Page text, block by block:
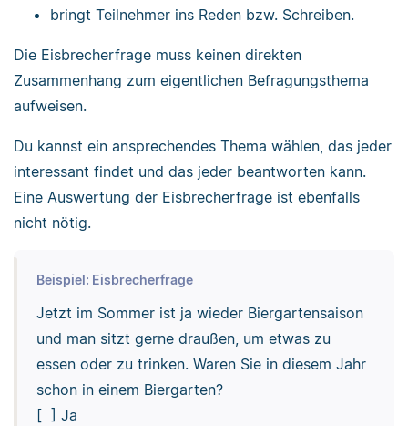
bringt Teilnehmer ins Reden bzw. Schreiben.
Die Eisbrecherfrage muss keinen direkten
Zusammenhang zum eigentlichen Befragungsthema
aufweisen.
Du kannst ein ansprechendes Thema wählen, das jeder
interessant findet und das jeder beantworten kann.
Eine Auswertung der Eisbrecherfrage ist ebenfalls
nicht nötig.
Beispiel: Eisbrecherfrage
Jetzt im Sommer ist ja wieder Biergartensaison
und man sitzt gerne draußen, um etwas zu
essen oder zu trinken. Waren Sie in diesem Jahr
schon in einem Biergarten?
[ ] Ja